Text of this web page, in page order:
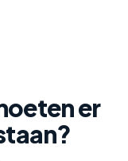
er